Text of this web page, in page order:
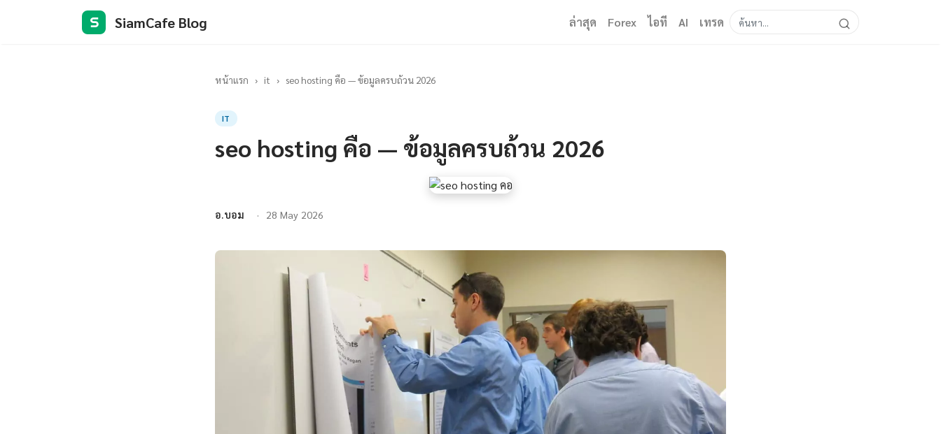
S SiamCafe Blog ล่าสุด Forex ไอที AI เทรด
หน้าแรก › it › seo hosting คือ — ข้อมูลครบถ้วน 2026
IT
seo hosting คือ — ข้อมูลครบถ้วน 2026
อ.บอม 28 May 2026